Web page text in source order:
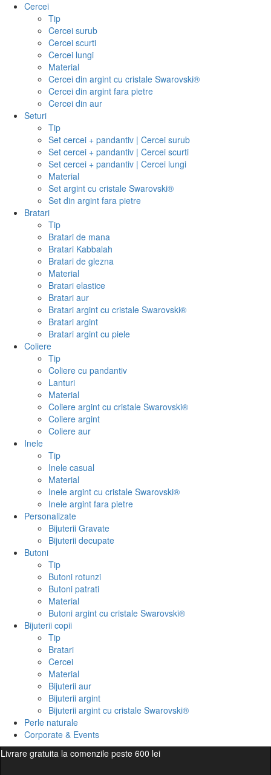
Cercei
Tip
Cercei surub
Cercei scurti
Cercei lungi
Material
Cercei din argint cu cristale Swarovski®
Cercei din argint fara pietre
Cercei din aur
Seturi
Tip
Set cercei + pandantiv | Cercei surub
Set cercei + pandantiv | Cercei scurti
Set cercei + pandantiv | Cercei lungi
Material
Set argint cu cristale Swarovski®
Set din argint fara pietre
Bratari
Tip
Bratari de mana
Bratari Kabbalah
Bratari de glezna
Material
Bratari elastice
Bratari aur
Bratari argint cu cristale Swarovski®
Bratari argint
Bratari argint cu piele
Coliere
Tip
Coliere cu pandantiv
Lanturi
Material
Coliere argint cu cristale Swarovski®
Coliere argint
Coliere aur
Inele
Tip
Inele casual
Material
Inele argint cu cristale Swarovski®
Inele argint fara pietre
Personalizate
Bijuterii Gravate
Bijuterii decupate
Butoni
Tip
Butoni rotunzi
Butoni patrati
Material
Butoni argint cu cristale Swarovski®
Bijuterii copii
Tip
Bratari
Cercei
Material
Bijuterii aur
Bijuterii argint
Bijuterii argint cu cristale Swarovski®
Perle naturale
Corporate & Events
Livrare gratuita la comenzile peste 600 lei